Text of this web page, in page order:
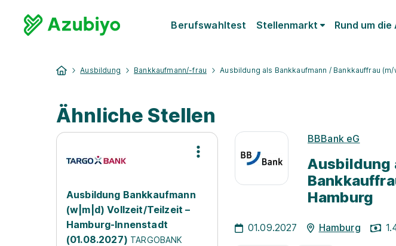
Berufswahltest Stellenmarkt Rund um
Ausbildung Bankkaufmann/-frau Ausbildung als Bankkaufmann / Bankkauffrau
Ähnliche Stellen
Ausbildung Bankkaufmann
(w|m|d) Vollzeit/Teilzeit –
Hamburg-Innenstadt
(01.08.2027) TARGOBANK
BBBank eG
Ausbildung
Hamburg
01.09.2027 Hamburg